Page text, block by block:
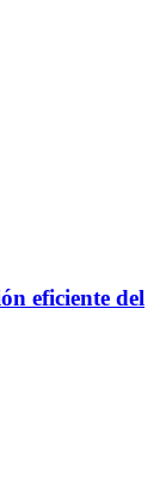
eficiente del